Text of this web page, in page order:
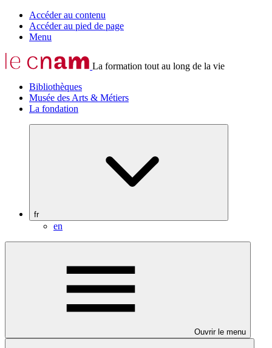
Accéder au contenu
Accéder au pied de page
Menu
La formation tout au long de la vie
Bibliothèques
Musée des Arts & Métiers
La fondation
fr
en
Ouvrir le menu